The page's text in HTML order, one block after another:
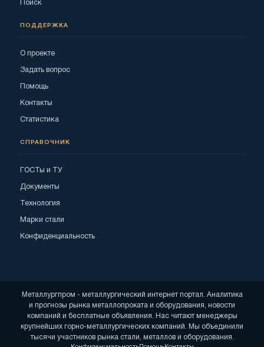
Поиск
ПОДДЕРЖКА
О проекте
Задать вопрос
Помощь
Контакты
Статистика
СПРАВОЧНИК
ГОСТы и ТУ
Документы
Технология
Марки стали
Конфиденциальность
Металлургпром - металлургический интернет портал. Аналитика
и прогнозы рынка металлопроката и оборудования, новости
компаний и бесплатные объявления. Нас читают менеджеры
крупнейших горно-металлургических компаний. Мы объединили
тысячи участников рынка стали, металлов и оборудования.